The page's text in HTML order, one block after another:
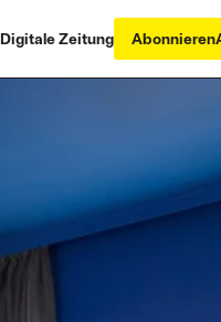
Digitale Zeitung Abonnieren